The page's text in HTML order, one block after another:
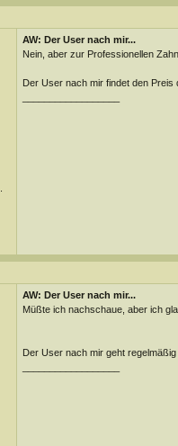
AW: Der User nach mir...
Nein, aber zur Professionellen
Der User nach mir findet den Preis
AW: Der User nach mir...
Müßte ich nachschaue, aber ich
Der User nach mir geht